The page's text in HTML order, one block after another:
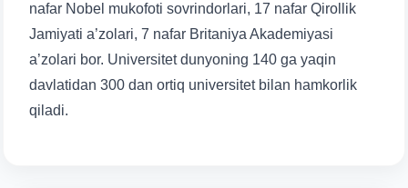
nafar Nobel mukofoti sovrindorlari, 17 nafar Qirollik
Jamiyati a’zolari, 7 nafar Britaniya Akademiyasi
a’zolari bor. Universitet dunyoning 140 ga yaqin
davlatidan 300 dan ortiq universitet bilan hamkorlik
qiladi.